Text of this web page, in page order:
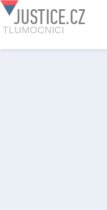
JUSTICE.CZ
TLUMOCNICI